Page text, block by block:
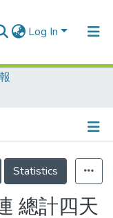
Log In
Statistics
總計四天